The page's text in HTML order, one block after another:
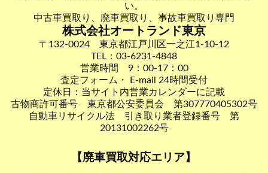
い。
中古車買取り、廃車買取り、事故車買取り専門
株式会社オートランド東京
〒132-0024 東京都江戸川区一之江1-10-12
TEL：03-6231-4848
営業時間 9：00-17：00
査定フォーム・ E-mail 24時間受付
定休日：当サイト内営業カレンダーに記載
古物商許可番号 東京都公安委員会 第307770405302号
自動車リサイクル法 引き取り業者登録番号 第
20131002262号
【廃車買取対応エリア】